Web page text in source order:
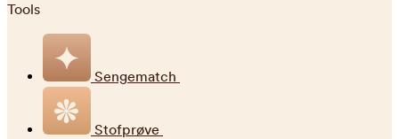
Tools
Sengematch
Stofprøve